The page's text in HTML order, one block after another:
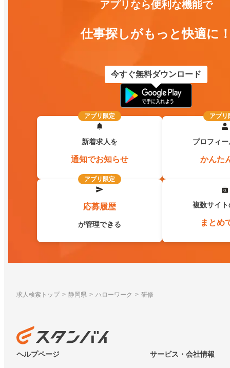
アプリなら便利な機能で
仕事探しがもっと快適に
今すぐ無料ダウンロード
アプリ限定
新着求人を
通知でお知らせ
アプリ
プロフィ
かんた
アプリ限定
応募履歴
が管理できる
複数サイ
まとめ
求人検索トップ 静岡県 ハローワーク 研修
ヘルプページ サービス・会社情報